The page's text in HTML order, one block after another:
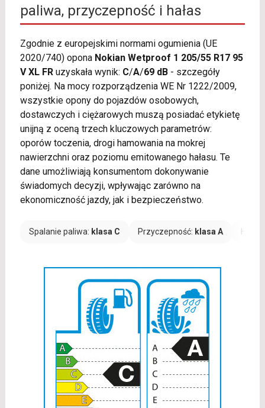
paliwa, przyczepność i hałas
Zgodnie z europejskimi normami ogumienia (UE
2020/740) opona Nokian Wetproof 1 205/55 R17 95
V XL FRuzyskała wynik: C/A/69 dB- szczegóły
poniżej. Na mocy rozporządzenia WE Nr 1222/2009,
wszystkie opony do pojazdów osobowych,
dostawczych i ciężarowych muszą posiadać etykietę
unijną z oceną trzech kluczowych parametrów:
oporów toczenia, drogi hamowania na mokrej
nawierzchni oraz poziomu emitowanego hałasu. Te
dane umożliwiają konsumentom dokonywanie
świadomych decyzji, wpływając zarówno na
ekonomiczność jazdy, jak i bezpieczeństwo.
Spalanie paliwa: klasa C Przyczepność: klasa A